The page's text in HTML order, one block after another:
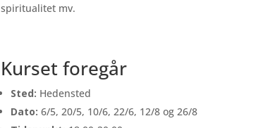
spiritualitet mv.
Kurset foregår
Sted: Hedensted
Dato: 6/5, 20/5, 10/6, 22/6, 12/8 og 26/8